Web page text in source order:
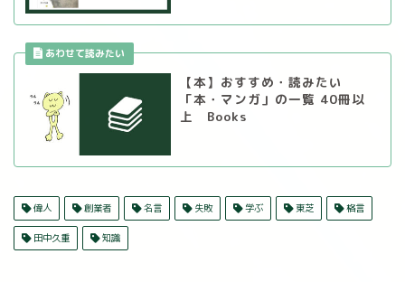
【本】おすすめ・読みたい
「本・マンガ」の一覧 40冊以
上 Books
偉人 創業者 名言 失敗 学ぶ 東芝 格言
田中久重 知識